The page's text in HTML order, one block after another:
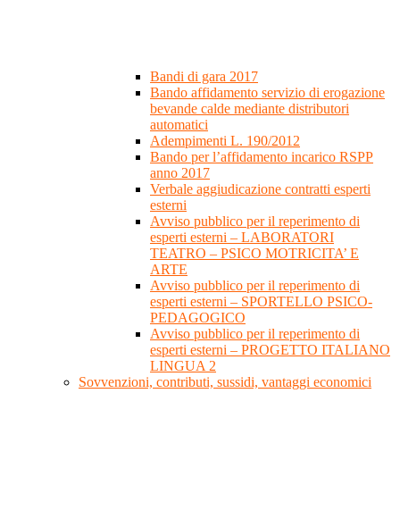
Bandi di gara 2017
Bando affidamento servizio di erogazione
bevande calde mediante distributori
automatici
Adempimenti L. 190/2012
Bando per l’affidamento incarico RSPP
anno 2017
Verbale aggiudicazione contratti esperti
esterni
Avviso pubblico per il reperimento di
esperti esterni – LABORATORI
TEATRO – PSICO MOTRICITA’ E
ARTE
Avviso pubblico per il reperimento di
esperti esterni – SPORTELLO PSICO-
PEDAGOGICO
Avviso pubblico per il reperimento di
esperti esterni – PROGETTO ITALIANO
LINGUA 2
Sovvenzioni, contributi, sussidi, vantaggi economici